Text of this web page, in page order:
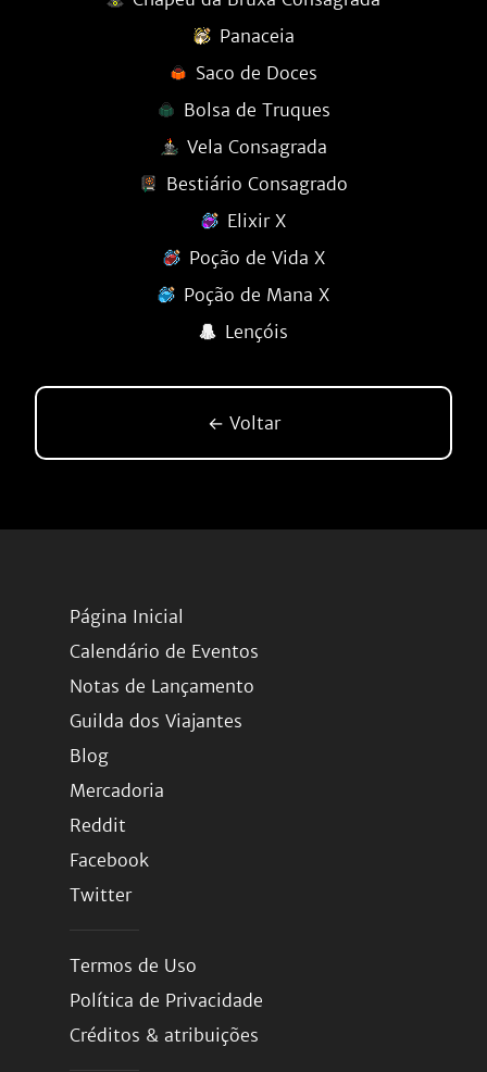
Panaceia
Saco de Doces
Bolsa de Truques
Vela Consagrada
Bestiário Consagrado
Elixir X
Poção de Vida X
Poção de Mana X
Lençóis
← Voltar
Página Inicial
Calendário de Eventos
Notas de Lançamento
Guilda dos Viajantes
Blog
Mercadoria
Reddit
Facebook
Twitter
Termos de Uso
Política de Privacidade
Créditos & atribuições